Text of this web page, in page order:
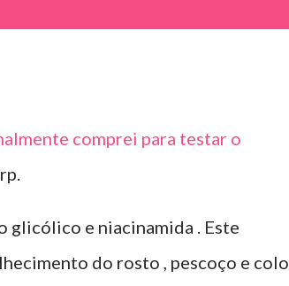
comprei para testar o
glicólico e niacinamida . Este
do rosto , pescoço e colo